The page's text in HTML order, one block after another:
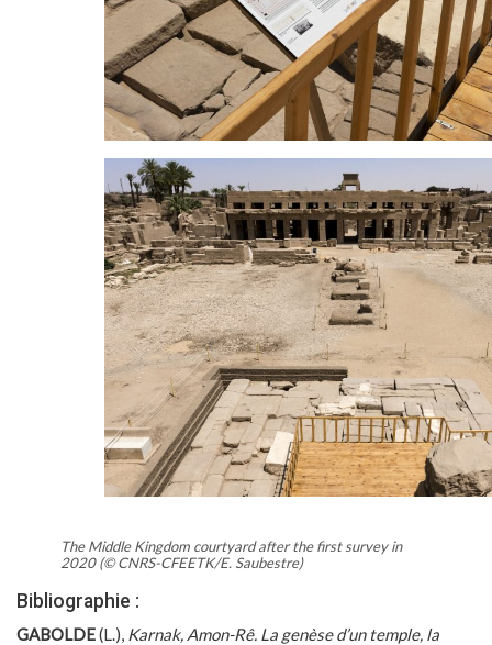
The Middle Kingdom courtyard after the first survey in
2020 (© CNRS-CFEETK/E. Saubestre)
Bibliographie :
GABOLDE(L.), Karnak, Amon-Rê. La genèse d’un temple, la